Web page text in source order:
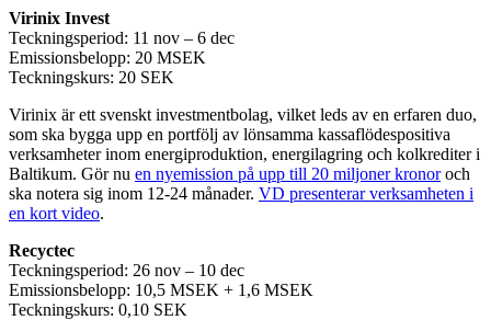
Virinix Invest
Teckningsperiod: 11 nov – 6 dec
Emissionsbelopp: 20 MSEK
Teckningskurs: 20 SEK
Virinix är ett svenskt investmentbolag, vilket leds av en erfaren duo,
som ska bygga upp en portfölj av lönsamma kassaflödespositiva
verksamheter inom energiproduktion, energilagring och kolkrediter i
Baltikum. Gör nu en nyemission på upp till 20 miljoner kronoroch
ska notera sig inom 12-24 månader. VD presenterar verksamheten i
en kort video.
Recyctec
Teckningsperiod: 26 nov – 10 dec
Emissionsbelopp: 10,5 MSEK + 1,6 MSEK
Teckningskurs: 0,10 SEK